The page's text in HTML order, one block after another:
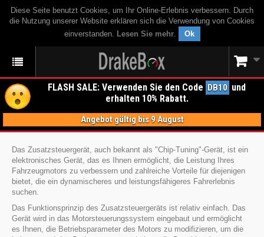
Diese Seite benutzt Cookies, um Ihr Online-Erlebnis verbessern. Durch
die Nutzung unserer Website erklären sich die Verwendung von Cookies
einverstanden. Lesen Sie mehr. Ok
FLASH SALE: Verwenden Sie den Code DB10 und
erhalten 10% Rabatt.
Angebot gültig bis 9 August
Das Zusatzsteuergerät, auch bekannt als "Chip-Tuning"-Gerät, ist ein
elektronisches Gerät, das es Ihnen ermöglicht, die Leistung Ihres
Fahrzeugmotors zu verbessern und zahlreiche Vorteile für diejenigen
bietet, die ein dynamischeres und leistungsfähigeres Fahrerlebnis
suchen.
Das Funktionsprinzip des Zusatzsteuergeräts ist relativ einfach. Das
Gerät wird in das Motorsteuerungssystem eingebaut und ermöglicht
es Ihnen, die Betriebsparameter des Motors zu modifizieren, um die